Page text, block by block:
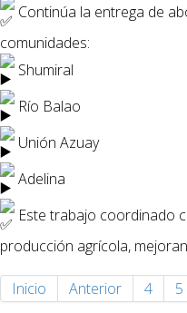
Continúa la entrega de
comunidades:
Shumiral
Río Balao
Unión Azuay
Adelina
Este trabajo coordinado
producción agrícola,
Inicio Anterior 4 5